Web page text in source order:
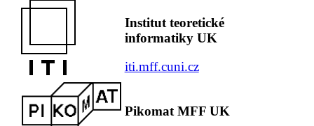
Institut teoretické
informatiky UK
iti.mff.cuni.cz
Pikomat MFF UK